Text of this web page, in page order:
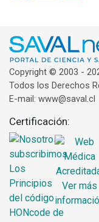
Copyright © 2003 -
Todos los Derechos
E-mail: www@saval.cl
Certificación: